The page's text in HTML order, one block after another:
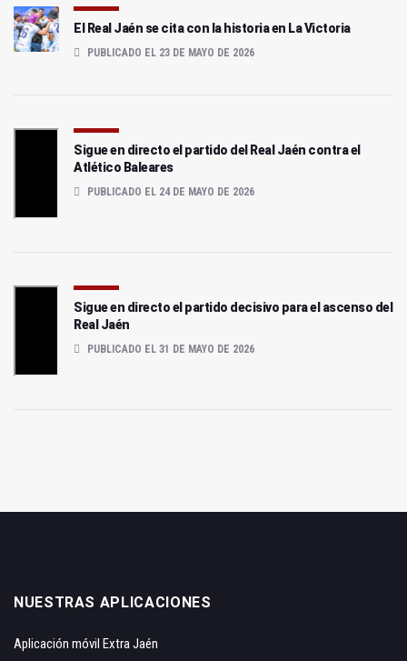
El Real Jaén se cita con la historia en La Victoria
PUBLICADO EL 23 DE MAYO DE 2026
Sigue en directo el partido del Real Jaén contra el
Atlético Baleares
PUBLICADO EL 24 DE MAYO DE 2026
Sigue en directo el partido decisivo para el ascenso del
Real Jaén
PUBLICADO EL 31 DE MAYO DE 2026
NUESTRAS APLICACIONES
Aplicación móvil Extra Jaén